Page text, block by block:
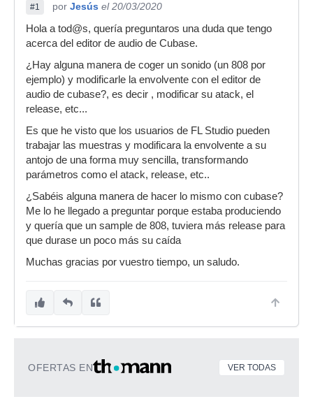
#1 por Jesús el 20/03/2020
Hola a tod@s, quería preguntaros una duda que tengo
acerca del editor de audio de Cubase.
¿Hay alguna manera de coger un sonido (un 808 por
ejemplo) y modificarle la envolvente con el editor de
audio de cubase?, es decir , modificar su atack, el
release, etc...
Es que he visto que los usuarios de FL Studio pueden
trabajar las muestras y modificara la envolvente a su
antojo de una forma muy sencilla, transformando
parámetros como el atack, release, etc..
¿Sabéis alguna manera de hacer lo mismo con cubase?
Me lo he llegado a preguntar porque estaba produciendo
y quería que un sample de 808, tuviera más release para
que durase un poco más su caída
Muchas gracias por vuestro tiempo, un saludo.
OFERTAS EN VER TODAS